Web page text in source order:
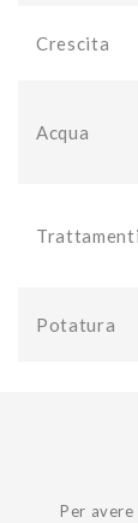
Crescita
Acqua
Trattamenti
Potatura
Per